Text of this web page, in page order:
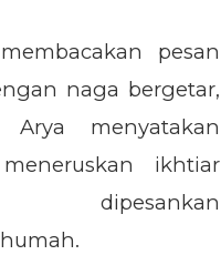
pesan
naga bergetar,
Arya menyatakan
ikhtiar
dipesankan